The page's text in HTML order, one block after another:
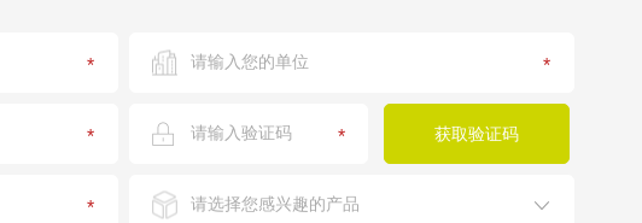
* *
* *
*